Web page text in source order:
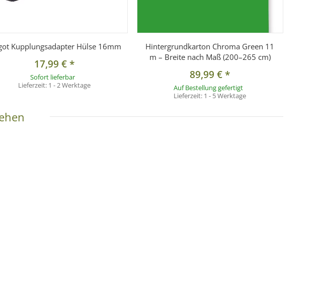
Kupplungsadapter Hülse 16mm
17,99 €*
Sofort lieferbar
Lieferzeit: 1 - 2 Werktage
Hintergrundkarton Chroma Green 11
m – Breite nach Maß (200–265 cm)
89,99 €*
Auf Bestellung gefertigt
Lieferzeit: 1 - 5 Werktage